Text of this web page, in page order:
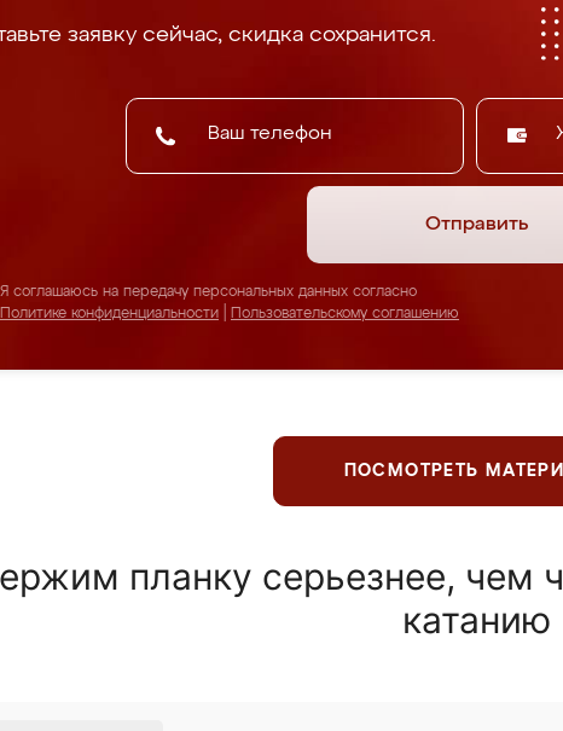
заявку сейчас, скидка сохранится.
Отправить
Я соглашаюсь на передачу персональных данных согласно
Политике конфиденциальности
Пользовательскому соглашению
ПОСМОТРЕТЬ
планку серьезнее, чем
катанию